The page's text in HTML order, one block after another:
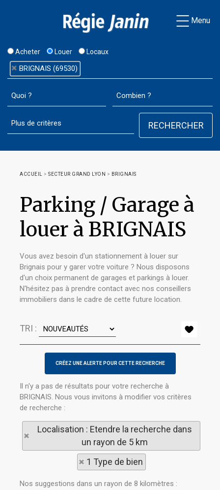
Menu
Acheter Louer Locaux
BRIGNAIS (69530)
ACCUEIL > SECTEUR GRAND LYON > BRIGNAIS
Parking / Garage à
louer à BRIGNAIS
Vous avez besoin d'un stationnement à louer sur
Brignais pour y garer votre voiture ? Nous disposons
d'un choix permanent de garages et parkings à louer.
N'hésitez pas à prendre contact avec nos conseillers
immobiliers dans le cadre de cette future location.
TRI :
Il n'y a pas de résultats pour votre recherche à
BRIGNAIS. Nous vous invitons à modifier vos critères
de recherche :
Localisation : Etendre la recherche dans
un rayon de 5 km
1 Type de bien
Nos suggestions dans un rayon de 8 kilomètres :